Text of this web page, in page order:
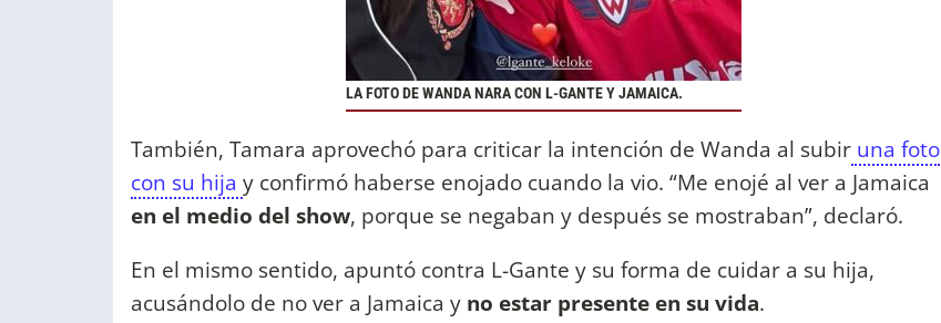
LA FOTO DE WANDA NARA CON L-GANTE Y JAMAICA.
También, Tamara aprovechó para criticar la intención de Wanda al subir una foto
con su hija y confirmó haberse enojado cuando la vio. “Me enojé al ver a Jamaica
en el medio del show, porque se negaban y después se mostraban”, declaró.
En el mismo sentido, apuntó contra L-Gante y su forma de cuidar a su hija,
acusándolo de no ver a Jamaica y no estar presente en su vida.